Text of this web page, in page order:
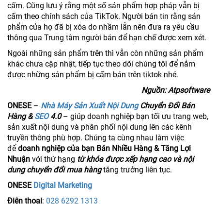
cấm. Cũng lưu ý rằng một số sản phẩm hợp pháp vẫn bị
cấm theo chính sách của TikTok. Người bán tin rằng sản
phẩm của họ đã bị xóa do nhầm lẫn nên đưa ra yêu cầu
thông qua Trung tâm người bán để hạn chế được xem xét.
Ngoài những sản phẩm trên thì vẫn còn những sản phẩm
khác chưa cập nhật, tiếp tục theo dõi chúng tôi để nắm
được những sản phẩm bị cấm bán trên tiktok nhé.
Nguồn: Atpsoftware
ONESE– Nhà Máy Sản Xuất Nội DungChuyển Đổi Bán
Hàng &SEO4.0– giúp doanh nghiệp bạn tối ưu trang web,
sản xuất nội dung và phân phối nội dung lên các kênh
truyền thông phù hợp. Chúng ta cùng nhau làm việc
để doanh nghiệp của bạn Bán Nhiều Hàng & Tăng Lợi
Nhuận với thứ hạng từ khóa được xếp hạng cao và nội
dung chuyển đổi mua hàngtăng trưởng liên tục.
ONESE Digital Marketing
Điện thoại: 028 6292 1313